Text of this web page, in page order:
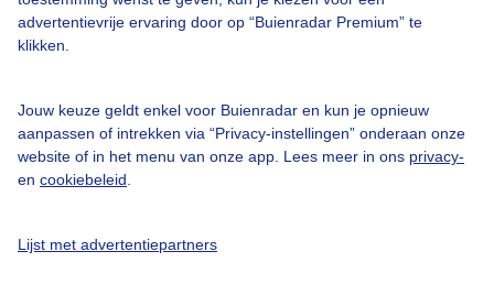
advertentievrije ervaring door op “Buienradar Premium” te
klikken.
Jouw keuze geldt enkel voor Buienradar en kun je opnieuw
aanpassen of intrekken via “Privacy-instellingen” onderaan onze
website of in het menu van onze app. Lees meer in ons privacy-
en cookiebeleid
Lijst met advertentiepartners
Gebruikersvoorwaarden
Buienradar Team
Privacy beleid
Cookie beleid
Gratis weerdata